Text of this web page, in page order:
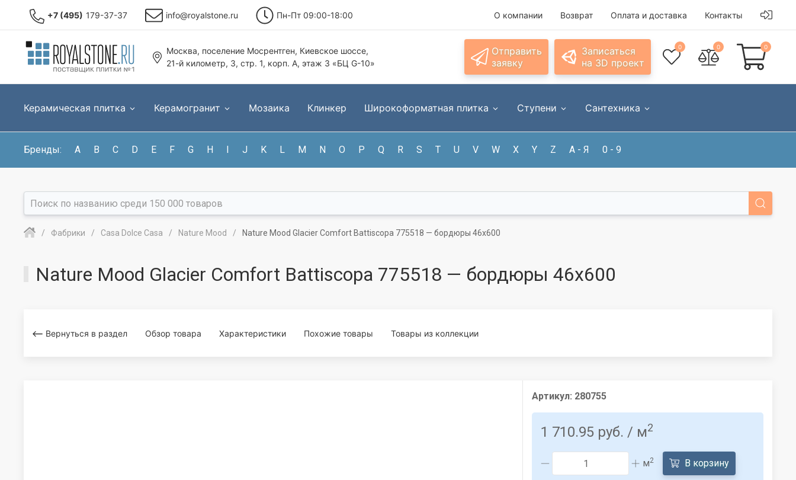
+7 (495) 179-37-37 info@royalstone.ru Пн-Пт 09:00-18:00 О компании Возврат Оплата и доставка Контакты
Москва, поселение Мосрентген, Киевское шоссе,
21-й километр, 3, стр. 1, корп. А, этаж 3 «БЦ G-10»
Отправить
заявку
Записаться
на 3D проект
0 0 0
Керамическая плитка Керамогранит Мозаика Клинкер Широкоформатная плитка Ступени Сантехника
Бренды: A B C D E F G H I J K L M N O P Q R S T U V W X Y Z А - Я 0 - 9
Фабрики Casa Dolce Casa Nature Mood Nature Mood Glacier Comfort Battiscopa 775518 — бордюры 46x600
Nature Mood Glacier Comfort Battiscopa 775518 — бордюры 46x600
Вернуться в раздел Обзор товара Характеристики Похожие товары Товары из коллекции
Артикул: 280755
1 710.95 руб. / м2
м2 В корзину